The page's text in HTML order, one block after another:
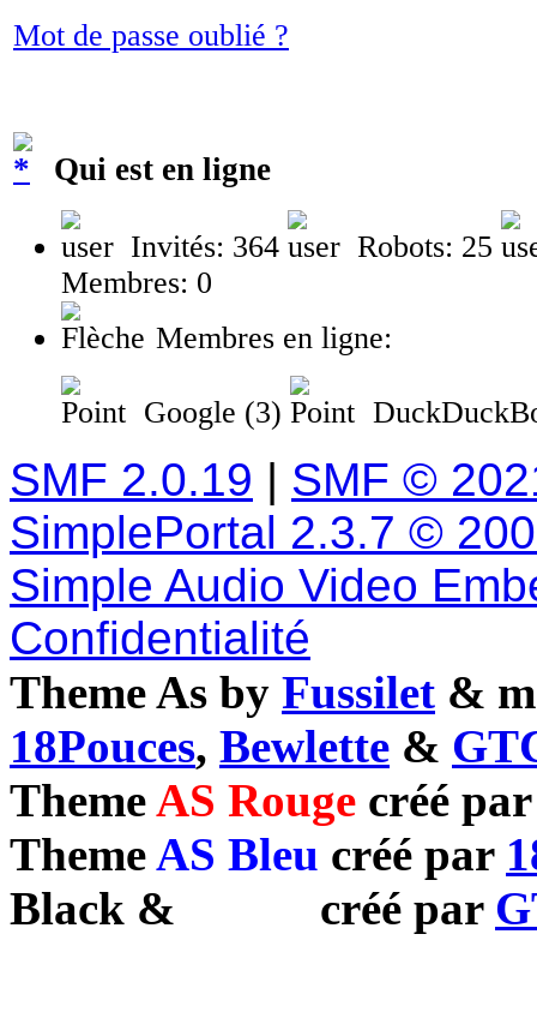
Mot de passe oublié ?
Qui est en ligne
Invités: 364
Robots: 25
Membres: 0
Membres en ligne:
Google (3)
SMF 2.0.19 | SMF ©
SimplePortal 2.3.7 ©
Simple Audio Video
Confidentialité
Theme As by Fussilet &
18Pouces, Bewlette &
ThemeAS Rouge créé
ThemeAS Bleu créé par
Black & créé par